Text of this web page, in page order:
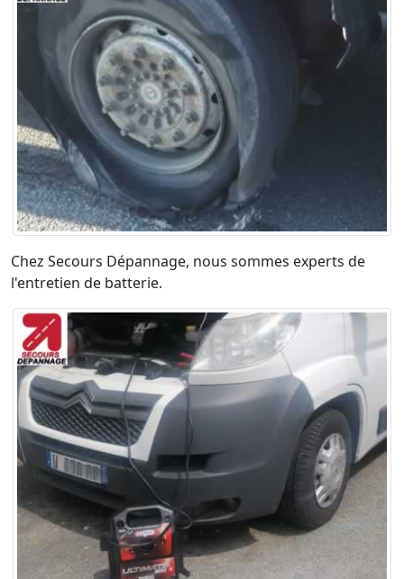
Chez Secours Dépannage, nous sommes experts de
l'entretien de batterie.